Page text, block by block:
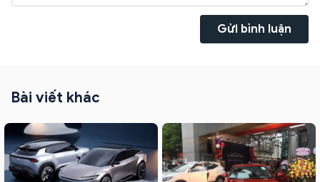
Gửi bình luận
Bài viết khác